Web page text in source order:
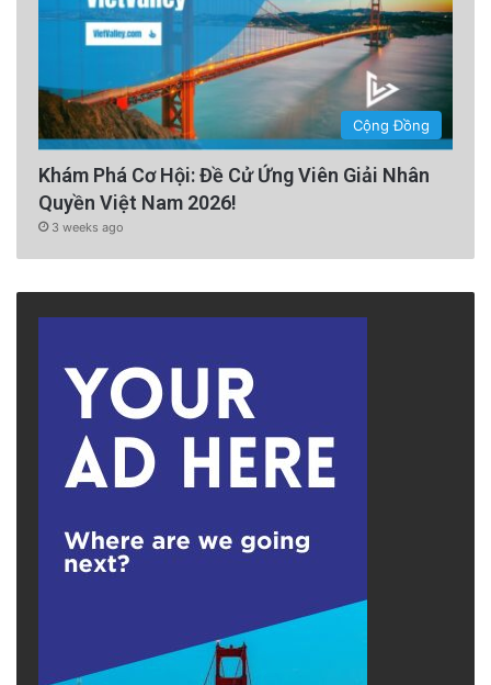
Cộng Đồng
Khám Phá Cơ Hội: Đề Cử Ứng Viên Giải Nhân
Quyền Việt Nam 2026!
3 weeks ago